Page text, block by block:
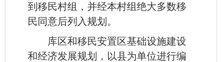
到移民村组，并经本村组绝大多数移
民同意后列入规划。
库区和移民安置区基础设施建设
和经济发展规划，以县为单位进行编